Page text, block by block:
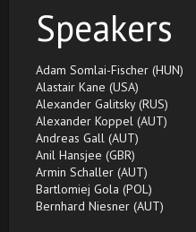
Speakers
Adam Somlai-Fischer (HUN)
Alastair Kane (USA)
Alexander Galitsky (RUS)
Alexander Koppel (AUT)
Andreas Gall (AUT)
Anil Hansjee (GBR)
Armin Schaller (AUT)
Bartlomiej Gola (POL)
Bernhard Niesner (AUT)